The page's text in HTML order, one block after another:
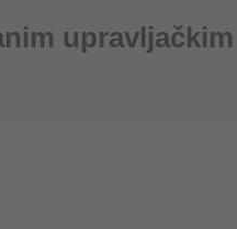
upravljačkim